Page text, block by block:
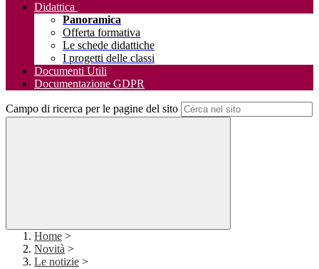
Didattica
Panoramica
Offerta formativa
Le schede didattiche
I progetti delle classi
Documenti Utili
Documentazione GDPR
Campo di ricerca per le pagine del sito
Home >
Novità >
Le notizie >